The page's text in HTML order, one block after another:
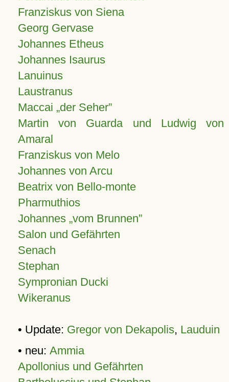
Franziskus von Siena
Georg Gervase
Johannes Etheus
Johannes Isaurus
Lanuinus
Laustranus
Maccai „der Seher”
Martin von Guarda und Ludwig von
Amaral
Franziskus von Melo
Johannes von Arcu
Beatrix von Bello-monte
Pharmuthios
Johannes vom Brunnen
Salon und Gefährten
Senach
Stephan
Sympronian Ducki
Wikeranus
• Update: Gregor von Dekapolis, Lauduin
• neu: Ammia
Apollonius und Gefährten